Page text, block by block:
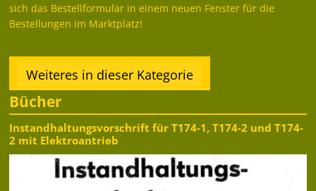
sich das Bestellformular in einem neuen Fenster für die
Bestellungen im Marktplatz!
Weiteres in dieser Kategorie
Bücher
Instandhaltungsvorschrift für T174-1, T174-2 und T174-
2 mit Elektroantrieb